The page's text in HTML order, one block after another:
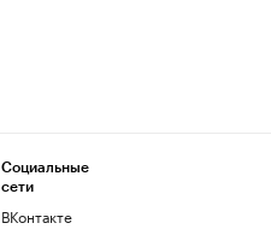
Социальные
сети
ВКонтакте